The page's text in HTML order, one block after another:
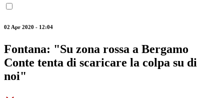
02 Apr 2020 - 12:04
Fontana: "Su zona rossa a Bergamo
Conte tenta di scaricare la colpa su di
noi"